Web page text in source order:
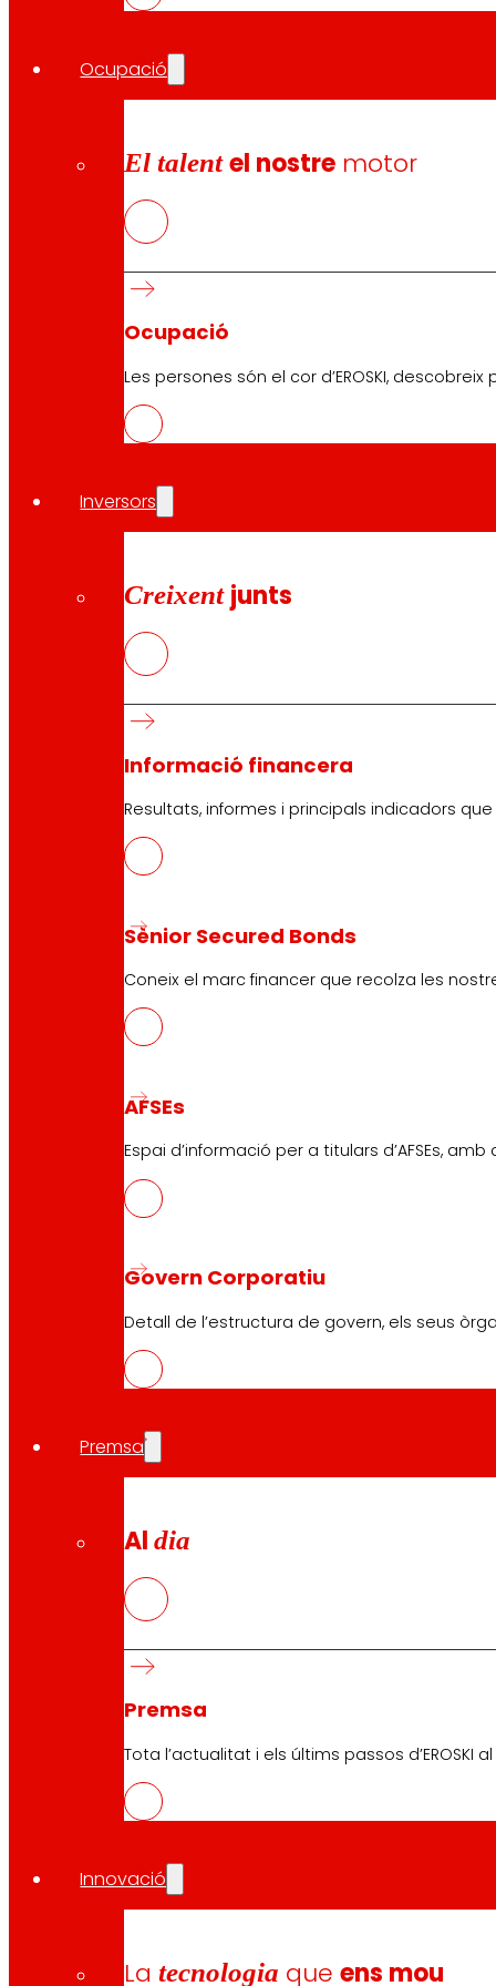
Ocupació
El talent el nostre motor
Ocupació
Les persones són el cor d’EROSKI,
Inversors
Creixent junts
Informació financera
Resultats, informes i principals indicadors
Sènior Secured Bonds
Coneix el marc financer que recolza les
AFSEs
Espai d’informació per a titulars d’AFSEs,
Govern Corporatiu
Detall de l’estructura de govern, els seus
Premsa
Aldia
Premsa
Tota l’actualitat i els últims passos d’EROSKI
Innovació
Latecnologia queens mou
EROSKI va rebre el premi a la millor franquícia en la
el major certamen de consumidors d’Espanya i un
EROSKI ha rebut també el Premi a la “Franquícia amb
amb els quals EROSKI entén la franquícia, reflectint
de màrqueting per a les franquícies d’EROSKI.
Convenis de col·laboració
La cooperativa manté el seu conveni de col·laboració
autònoms. A més de reforçar el seu compromís amb